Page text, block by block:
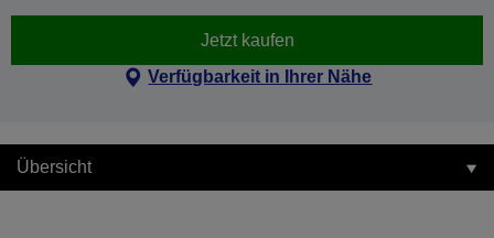
Jetzt kaufen
Verfügbarkeit in Ihrer Nähe
Übersicht